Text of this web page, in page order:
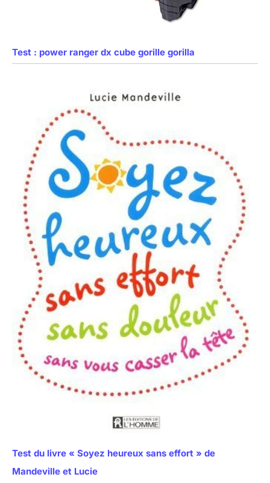
Test : power ranger dx cube gorille gorilla
Test du livre « Soyez heureux sans effort » de
Mandeville et Lucie